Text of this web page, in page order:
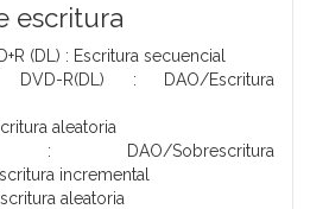
escritura
(DL) : Escritura secuencial
R(DL) : DAO/Escritura
aleatoria
: DAO/Sobrescritura
incremental
aleatoria